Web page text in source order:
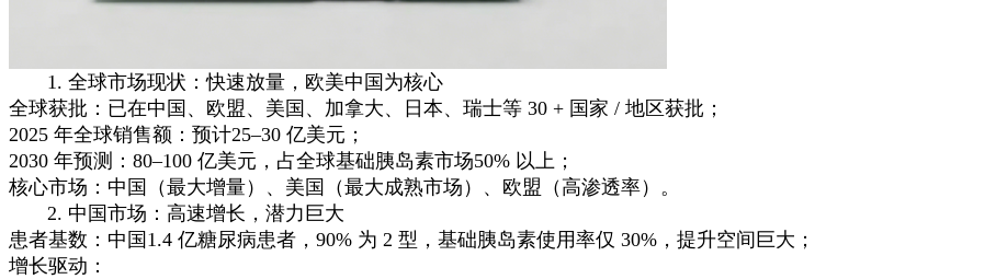
1. 全球市场现状：快速放量，欧美中国为核心
全球获批：已在中国、欧盟、美国、加拿大、日本、瑞士等 30 + 国家 / 地区获批；
2025 年全球销售额：预计25–30 亿美元；
2030 年预测：80–100 亿美元，占全球基础胰岛素市场50% 以上；
核心市场：中国（最大增量）、美国（最大成熟市场）、欧盟（高渗透率）。
2. 中国市场：高速增长，潜力巨大
患者基数：中国1.4 亿糖尿病患者，90% 为 2 型，基础胰岛素使用率仅 30%，提升空间巨大；
增长驱动：